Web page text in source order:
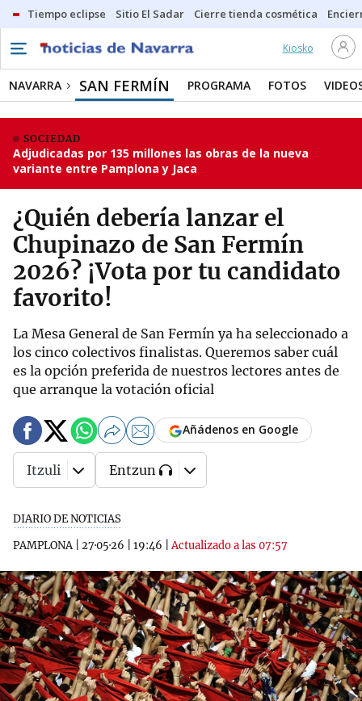
Tiempo eclipse Sitio El Sadar Cierre tienda cosmética
Kiosko
NAVARRA SAN FERMÍN PROGRAMA FOTOS
SOCIEDAD
Adjudicadas por 135 millones las obras de la nueva
variante entre Pamplona y Jaca
¿Quién debería lanzar el
Chupinazo de San Fermín
2026? ¡Vota por tu candidato
favorito!
La Mesa General de San Fermín ya ha seleccionado a
los cinco colectivos finalistas. Queremos saber cuál
es la opción preferida de nuestros lectores antes de
que arranque la votación oficial
DIARIO DE NOTICIAS
PAMPLONA| 27·05·26 19:46 |Actualizado a las 07:57
Añádenos en Google
Itzuli Entzun